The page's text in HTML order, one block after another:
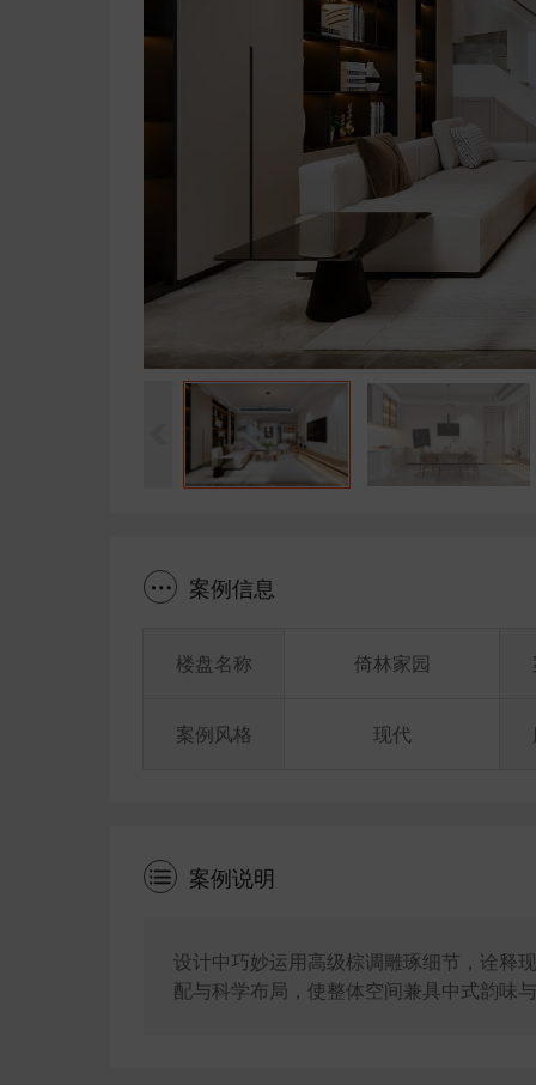
案例信息
楼盘名称
案例风格
倚林家园
现代
案例说明
设计中巧妙运用高级棕调雕琢细节，诠释
配与科学布局，使整体空间兼具中式韵味